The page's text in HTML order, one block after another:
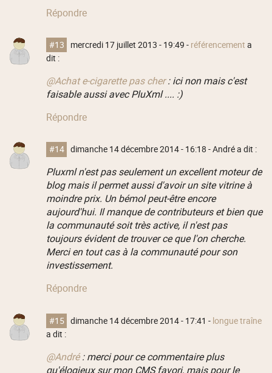
Répondre
#13 mercredi 17 juillet 2013 - 19:49 - référencement a
dit :
@Achat e-cigarette pas cher: ici non mais c'est
faisable aussi avec PluXml .... :)
Répondre
#14 dimanche 14 décembre 2014 - 16:18 - André a dit :
Pluxml n'est pas seulement un excellent moteur de
blog mais il permet aussi d'avoir un site vitrine à
moindre prix. Un bémol peut-être encore
aujourd'hui. Il manque de contributeurs et bien que
la communauté soit très active, il n'est pas
toujours évident de trouver ce que l'on cherche.
Merci en tout cas à la communauté pour son
investissement.
Répondre
#15 dimanche 14 décembre 2014 - 17:41 - longue traîne
a dit :
@André: merci pour ce commentaire plus
qu'élogieux sur mon CMS favori, mais pour le